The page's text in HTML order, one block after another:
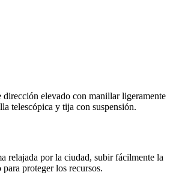
elevado con manillar ligeramente
telescópica y tija con suspensión.
relajada por la ciudad, subir fácilmente la
proteger los recursos.